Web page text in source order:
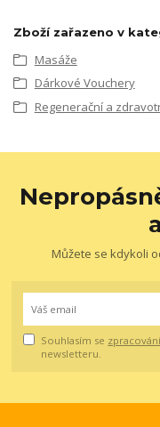
Zboží zařazeno v
Masáže
Dárkové Vouchery
Regenerační a
Můžete se kdykoli
Souhlasím se
newsletteru.